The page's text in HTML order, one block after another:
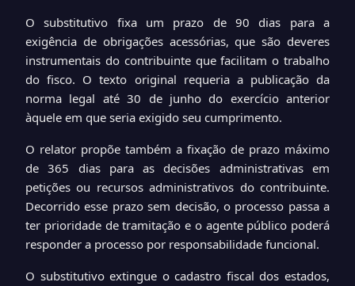
O substitutivo fixa um prazo de 90 dias para a
exigência de obrigações acessórias, que são deveres
instrumentais do contribuinte que facilitam o trabalho
do fisco. O texto original requeria a publicação da
norma legal até 30 de junho do exercício anterior
àquele em que seria exigido seu cumprimento.
O relator propõe também a fixação de prazo máximo
de 365 dias para as decisões administrativas em
petições ou recursos administrativos do contribuinte.
Decorrido esse prazo sem decisão, o processo passa a
ter prioridade de tramitação e o agente público poderá
responder a processo por responsabilidade funcional.
O substitutivo extingue o cadastro fiscal dos estados,